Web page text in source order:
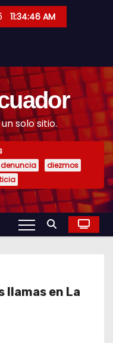
11:34:47 AM
solo sitio.
denuncia
diezmos
llamas en La